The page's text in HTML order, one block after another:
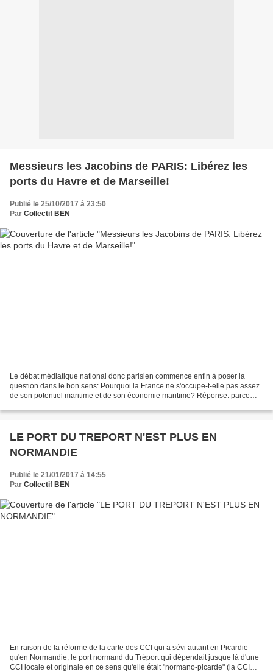
Messieurs les Jacobins de PARIS: Libérez les
ports du Havre et de Marseille!
Publié le 25/10/2017 à 23:50
Par Collectif BEN
Le débat médiatique national donc parisien commence enfin à poser la
question dans le bon sens: Pourquoi la France ne s'occupe-t-elle pas assez
de son potentiel maritime et de son économie maritime? Réponse: parce
LE PORT DU TREPORT N'EST PLUS EN
NORMANDIE
Publié le 21/01/2017 à 14:55
Par Collectif BEN
En raison de la réforme de la carte des CCI qui a sévi autant en Picardie
qu'en Normandie, le port normand du Tréport qui dépendait jusque là d'une
CCI locale et originale en ce sens qu'elle était "normano-picarde" (la CCI